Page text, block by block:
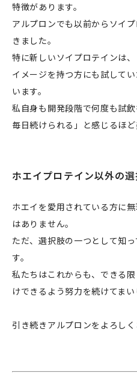
企業
特徴があります。
アルプロンでも以前からソイ
きました。
特に新しいソイプロテインは
イメージを持つ方にも試して
います。
私自身も開発段階で何度も試
毎日続けられる」と感じるほ
ホエイプロテイン以外の
ホエイを愛用されている方に
はありません。
ただ、選択肢の一つとして知
す。
私たちはこれからも、できる
けできるよう努力を続けてまい
引き続きアルプロンをよろしく